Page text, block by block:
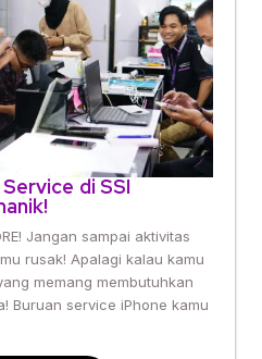
di SSI
Jangan sampai aktivitas
rusak! Apalagi kalau kamu
memang membutuhkan
Buruan service iPhone kamu